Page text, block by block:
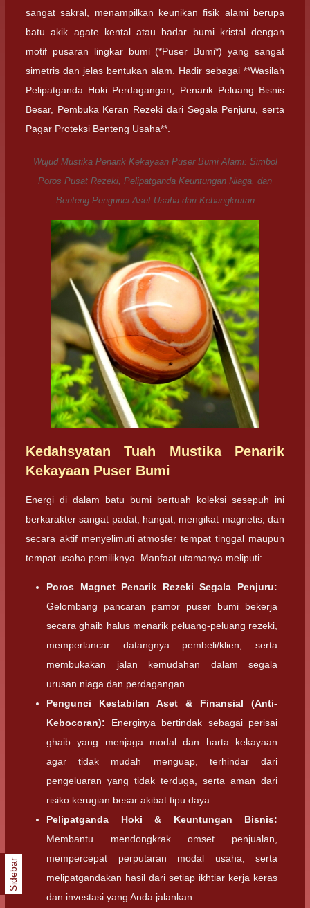
sangat sakral, menampilkan keunikan fisik alami berupa
batu akik agate kental atau badar bumi kristal dengan
motif pusaran lingkar bumi (*Puser Bumi*) yang sangat
simetris dan jelas bentukan alam. Hadir sebagai **Wasilah
Pelipatganda Hoki Perdagangan, Penarik Peluang Bisnis
Besar, Pembuka Keran Rezeki dari Segala Penjuru, serta
Pagar Proteksi Benteng Usaha**.
Wujud Mustika Penarik Kekayaan Puser Bumi Alami: Simbol
Poros Pusat Rezeki, Pelipatganda Keuntungan Niaga, dan
Benteng Pengunci Aset Usaha dari Kebangkrutan
Kedahsyatan Tuah Mustika Penarik
Kekayaan Puser Bumi
Energi di dalam batu bumi bertuah koleksi sesepuh ini
berkarakter sangat padat, hangat, mengikat magnetis, dan
secara aktif menyelimuti atmosfer tempat tinggal maupun
tempat usaha pemiliknya. Manfaat utamanya meliputi:
Poros Magnet Penarik Rezeki Segala Penjuru:
Gelombang pancaran pamor puser bumi bekerja
secara ghaib halus menarik peluang-peluang rezeki,
memperlancar datangnya pembeli/klien, serta
membukakan jalan kemudahan dalam segala
urusan niaga dan perdagangan.
Pengunci Kestabilan Aset & Finansial (Anti-
Kebocoran): Energinya bertindak sebagai perisai
ghaib yang menjaga modal dan harta kekayaan
agar tidak mudah menguap, terhindar dari
pengeluaran yang tidak terduga, serta aman dari
risiko kerugian besar akibat tipu daya.
Pelipatganda Hoki & Keuntungan Bisnis:
Membantu mendongkrak omset penjualan,
mempercepat perputaran modal usaha, serta
melipatgandakan hasil dari setiap ikhtiar kerja keras
dan investasi yang Anda jalankan.
Sidebar